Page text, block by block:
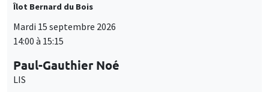
Îlot Bernard du Bois
Mardi 15 septembre 2026
14:00 à 15:15
Paul-Gauthier Noé
LIS